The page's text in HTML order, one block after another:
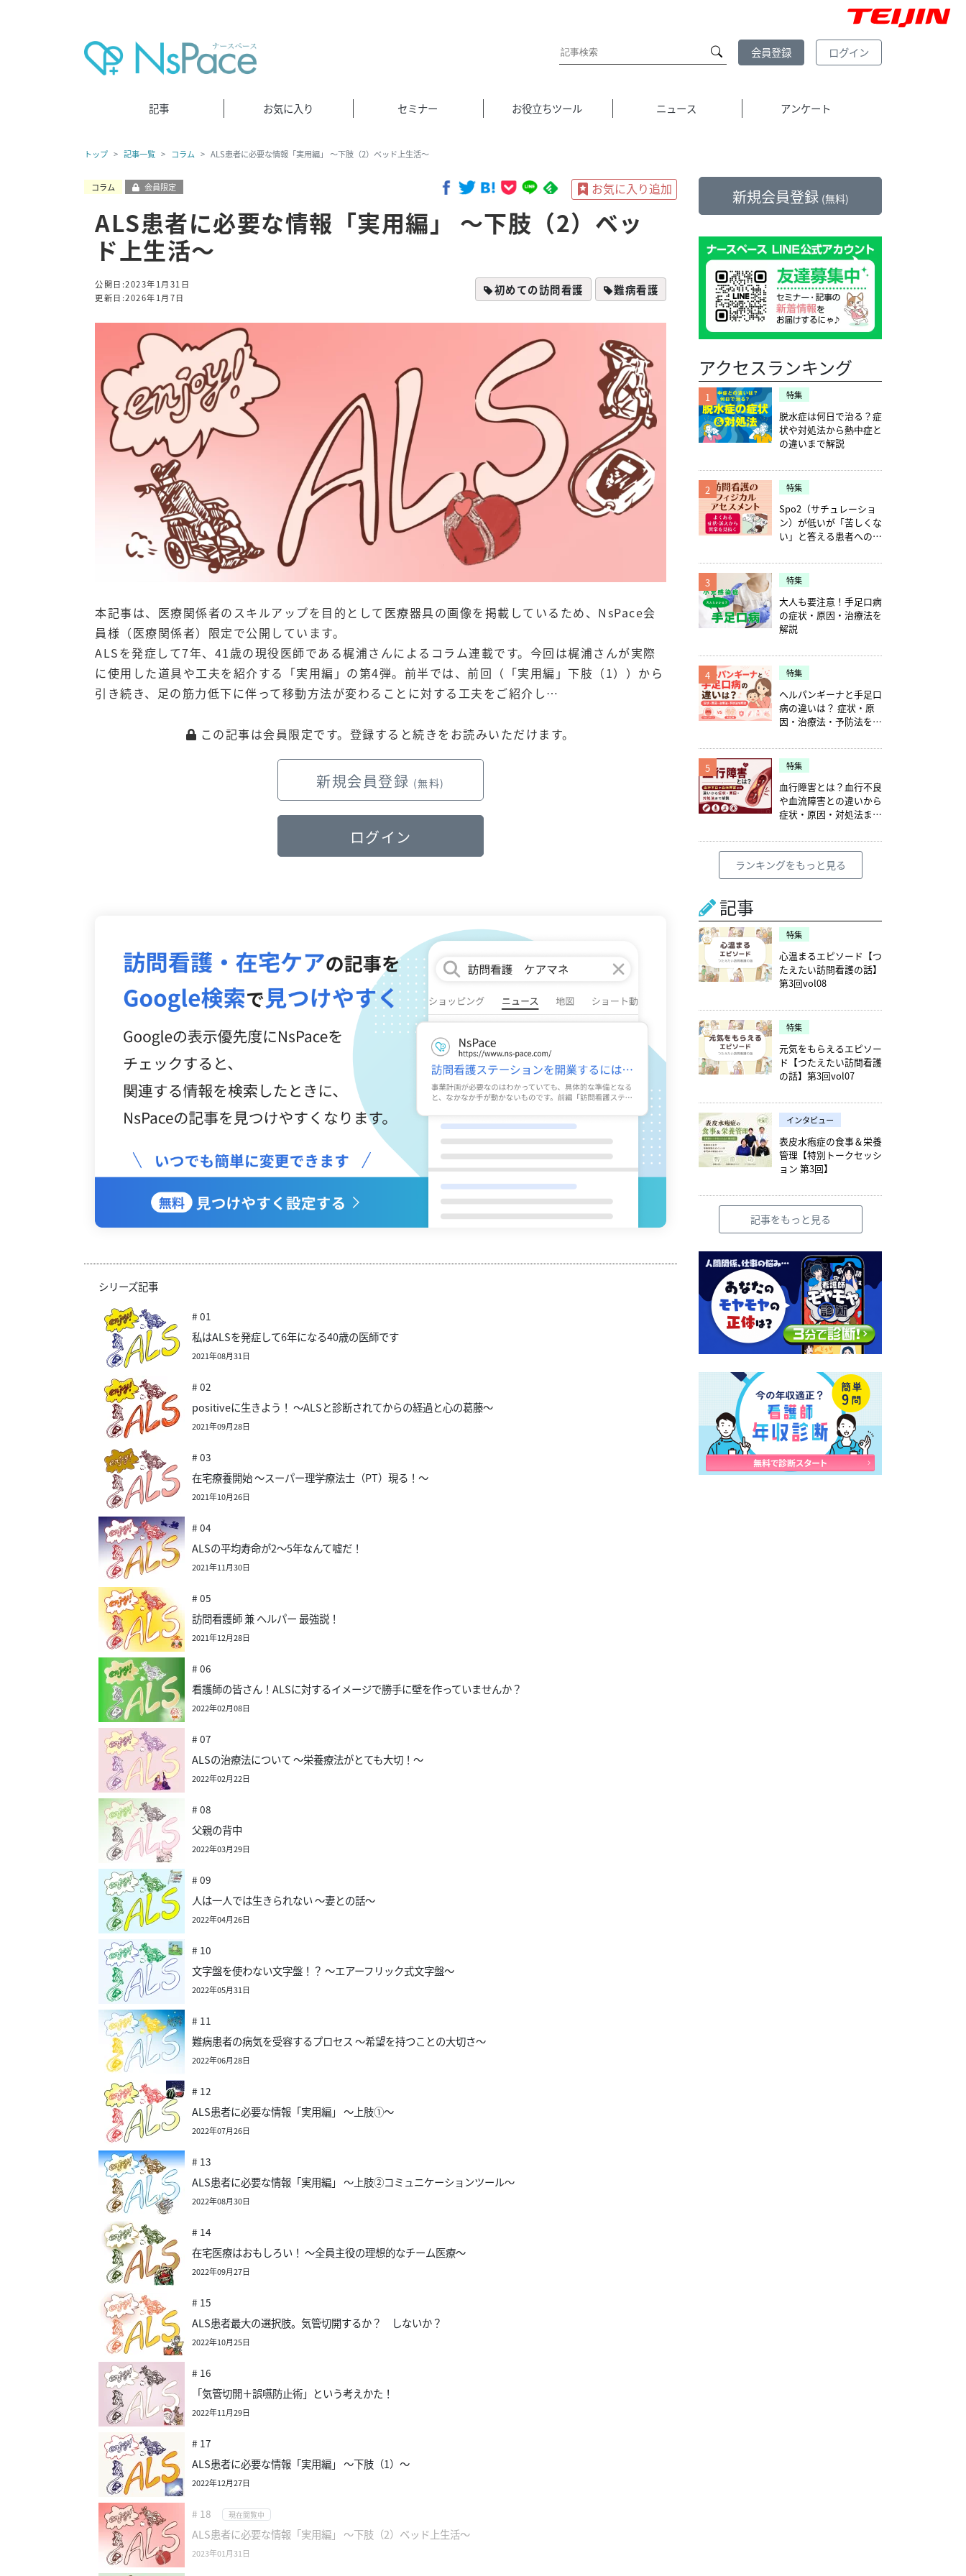
ログイン
会員登録
記事 お気に入り セミナー お役立ちツール ニュース アンケート
トップ 記事一覧 コラム ALS患者に必要な情報「実用編」 ～下肢（2）ベッド上生活～
コラム 会員限定
ALS患者に必要な情報「実用編」 ～下肢（2）ベッ
ド上生活～
公開日:2023年1月31日
更新日:2026年1月7日
初めての訪問看護 難病看護
本記事は、医療関係者のスキルアップを目的として医療器具の画像を掲載しているため、NsPace会
員様（医療関係者）限定で公開しています。
ALSを発症して7年、41歳の現役医師である梶浦さんによるコラム連載です。今回は梶浦さんが実際
に使用した道具や工夫を紹介する「実用編」の第4弾。前半では、前回（「実用編」下肢（1））から
引き続き、足の筋力低下に伴って移動方法が変わることに対する工夫をご紹介し…
この記事は会員限定です。 登録すると続きをお読みいただけます。
新規会員登録 (無料)
ログイン
シリーズ記事
# 01
私はALSを発症して6年になる40歳の医師です
2021年08月31日
# 02
positiveに生きよう！ 〜ALSと診断されてからの経過と心の葛藤〜
2021年09月28日
# 03
在宅療養開始 ～スーパー理学療法士（PT）現る！～
2021年10月26日
# 04
ALSの平均寿命が2〜5年なんて嘘だ！
2021年11月30日
# 05
訪問看護師 兼 ヘルパー 最強説！
2021年12月28日
# 06
看護師の皆さん！ALSに対するイメージで勝手に壁を作っていませんか？
2022年02月08日
# 07
ALSの治療法について 〜栄養療法がとても大切！〜
2022年02月22日
# 08
父親の背中
2022年03月29日
# 09
人は一人では生きられない 〜妻との話〜
2022年04月26日
# 10
文字盤を使わない文字盤！？ 〜エアーフリック式文字盤〜
2022年05月31日
# 11
難病患者の病気を受容するプロセス 〜希望を持つことの大切さ〜
2022年06月28日
# 12
ALS患者に必要な情報「実用編」 ～上肢①〜
2022年07月26日
# 13
ALS患者に必要な情報「実用編」 ～上肢②コミュニケーションツール～
2022年08月30日
# 14
在宅医療はおもしろい！ 〜全員主役の理想的なチーム医療〜
2022年09月27日
# 15
ALS患者最大の選択肢。気管切開するか？ しないか？
2022年10月25日
# 16
「気管切開＋誤嚥防止術」という考えかた！
2022年11月29日
# 17
ALS患者に必要な情報「実用編」 ～下肢（1）～
2022年12月27日
# 18 現在閲覧中
ALS患者に必要な情報「実用編」 ～下肢（2）ベッド上生活～
2023年01月31日
新規会員登録 (無料)
アクセスランキング
1 特集
脱水症は何日で治る？症
状や対処法から熱中症と
の違いまで解説
2 特集
Spo2（サチュレーショ
ン）が低いが「苦しくな
い」と答える患者への確
3 特集
大人も要注意！手足口病
の症状・原因・治療法を
解説
4 特集
ヘルパンギーナと手足口
病の違いは？ 症状・原
因・治療法・予防法を解
5 特集
血行障害とは？血行不良
や血流障害との違いから
症状・原因・対処法まで
ランキングをもっと見る
記事
特集
心温まるエピソード【つ
たえたい訪問看護の話】
第3回vol08
特集
元気をもらえるエピソー
ド【つたえたい訪問看護
の話】第3回vol07
インタビュー
表皮水疱症の食事＆栄養
管理【特別トークセッシ
ョン 第3回】
記事をもっと見る